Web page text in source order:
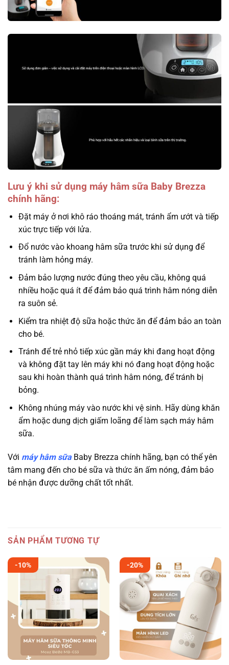
Lưu ý khi sử dụng máy hâm sữa Baby Brezza
chính hãng:
Đặt máy ở nơi khô ráo thoáng mát, tránh ẩm ướt và tiếp
xúc trực tiếp với lửa.
Đổ nước vào khoang hâm sữa trước khi sử dụng để
tránh làm hỏng máy.
Đảm bảo lượng nước đúng theo yêu cầu, không quá
nhiều hoặc quá ít để đảm bảo quá trình hâm nóng diễn
ra suôn sẻ.
Kiểm tra nhiệt độ sữa hoặc thức ăn để đảm bảo an toàn
cho bé.
Tránh để trẻ nhỏ tiếp xúc gần máy khi đang hoạt động
và không đặt tay lên máy khi nó đang hoạt động hoặc
sau khi hoàn thành quá trình hâm nóng, để tránh bị
bỏng.
Không nhúng máy vào nước khi vệ sinh. Hãy dùng khăn
ẩm hoặc dung dịch giấm loãng để làm sạch máy hâm
sữa.
Với máy hâm sữaBaby Brezza chính hãng, bạn có thể yên
tâm mang đến cho bé sữa và thức ăn ấm nóng, đảm bảo
bé nhận được dưỡng chất tốt nhất.
SẢN PHẨM TƯƠNG TỰ
-10% -20%